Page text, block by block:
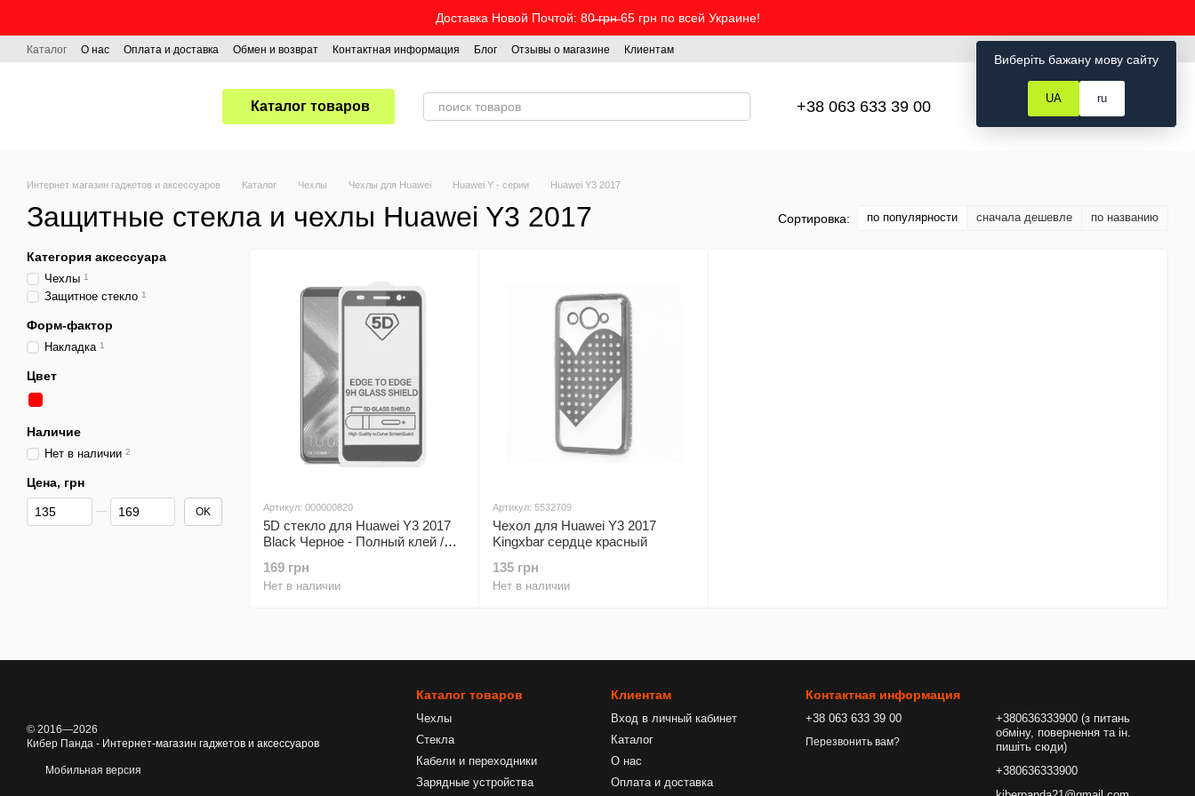
Доставка Новой Почтой: 80̶ ̶г̶р̶н̶ 65 грн по всей Украине!
Каталог О нас Оплата и доставка Обмен и возврат Контактная информация Блог Отзывы о магазине Клиентам
Каталог товаров +38 063 633 39 00 Мой заказ
Интернет магазин гаджетов и аксессуаров Каталог Чехлы Чехлы для Huawei Huawei Y - серии Huawei Y3 2017
Защитные стекла и чехлы Huawei Y3 2017 Сортировка: по популярности сначала дешевле по названию
Артикул: 000000820
5D стекло для Huawei Y3 2017
Black Черное - Полный клей /
169 грн
Нет в наличии
Артикул: 5532709
Чехол для Huawei Y3 2017
Kingxbar сердце красный
135 грн
Нет в наличии
Категория аксессуара
Чехлы 1
Защитное стекло 1
Форм-фактор
Накладка 1
Цвет
Наличие
Нет в наличии 2
Цена, грн
От Цена, грн
До Цена, грн OK
© 2016—2026
Кибер Панда - Интернет-магазин гаджетов и аксессуаров
Мобильная версия
Каталог товаров
Чехлы
Стекла
Кабели и переходники
Зарядные устройства
Клиентам
Вход в личный кабинет
Каталог
О нас
Оплата и доставка
Контактная информация
+38 063 633 39 00
Перезвонить вам?
+380636333900 (з питань
обміну, повернення та ін.
пишіть сюди)
+380636333900
Виберіть бажану мову сайту
UA ru